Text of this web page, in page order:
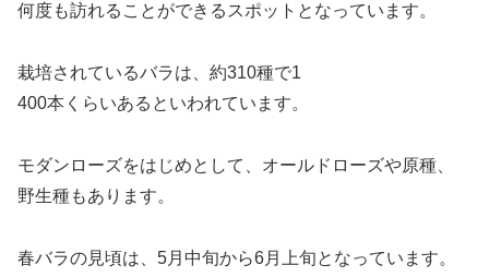
何度も訪れることができるスポットとなっています。
栽培されているバラは、約310種で1
400本くらいあるといわれています。
モダンローズをはじめとして、オールドローズや原種、
野生種もあります。
春バラの見頃は、5月中旬から6月上旬となっています。